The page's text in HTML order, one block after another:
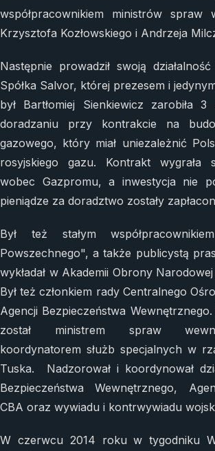
współpracownikiem ministrów spraw
Krzysztofa Kozłowskiego i Andrzeja
Następnie prowadził swoją
Spółka Salvor, której prezesem i
był Bartłomiej Sienkiewicz zarobiła
doradzaniu przy kontrakcie na
gazowego, który miał uniezależnić
rosyjskiego gazu. Kontrakt wygrała
wobec Gazpromu, a inwestycja nie
pieniądze za doradztwo zostały
Był też stałym
Powszechnego", a także publicystą
wykładał w Akademii Obrony
Był też członkiem rady Centralnego
Agencji Bezpieczeństwa
został ministrem spraw
koordynatorem służb specjalnych w
Tuska. Nadzorował i koordynował
Bezpieczeństwa Wewnętrznego,
CBA oraz wywiadu i kontrwywiadu
W czerwcu 2014 roku w tygodniku